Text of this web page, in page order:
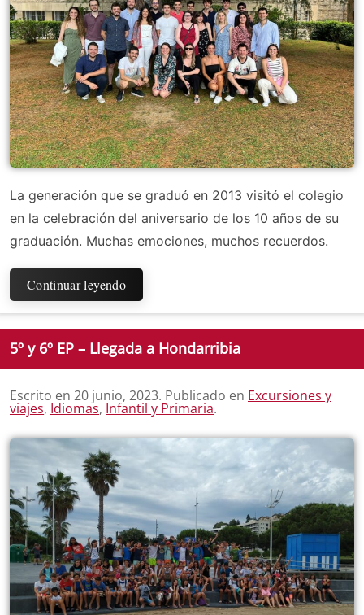
La generación que se graduó en 2013 visitó el colegio
en la celebración del aniversario de los 10 años de su
graduación. Muchas emociones, muchos recuerdos.
Continuar leyendo
5º y 6º EP – Llegada a Hondarribia
Escrito en 20 junio, 2023. Publicado en Excursiones y
viajes, Idiomas, Infantil y Primaria.